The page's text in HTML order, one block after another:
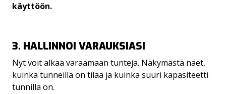
käyttöön.
3. HALLINNOI VARAUKSIASI
Nyt voit alkaa varaamaan tunteja. Näkymästä näet,
kuinka tunneilla on tilaa ja kuinka suuri kapasiteetti
tunnilla on.